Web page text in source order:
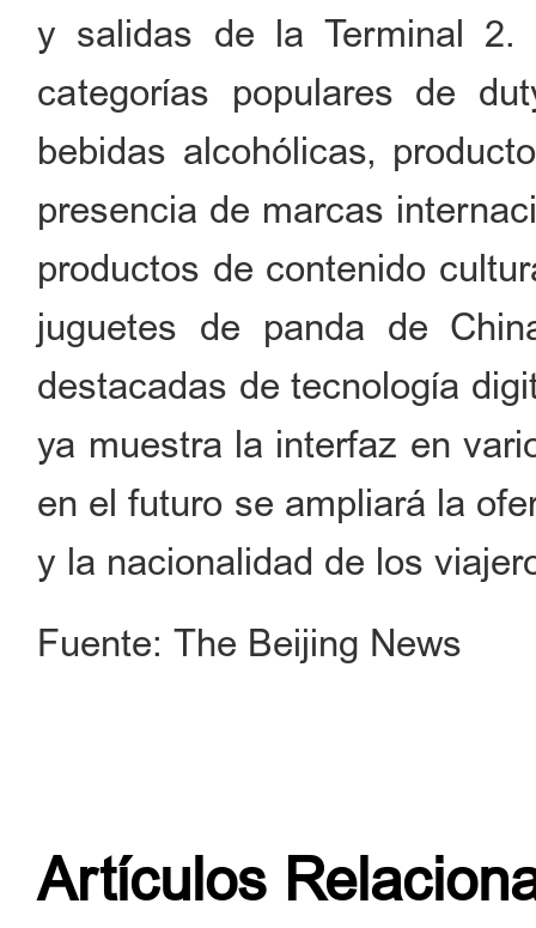
y salidas de la Terminal 2.
categorías populares de
bebidas alcohólicas,
presencia de marcas
productos de contenido
juguetes de panda de
destacadas de tecnología
ya muestra la interfaz en
en el futuro se ampliará la
y la nacionalidad de los
Fuente: The Beijing News
Artículos